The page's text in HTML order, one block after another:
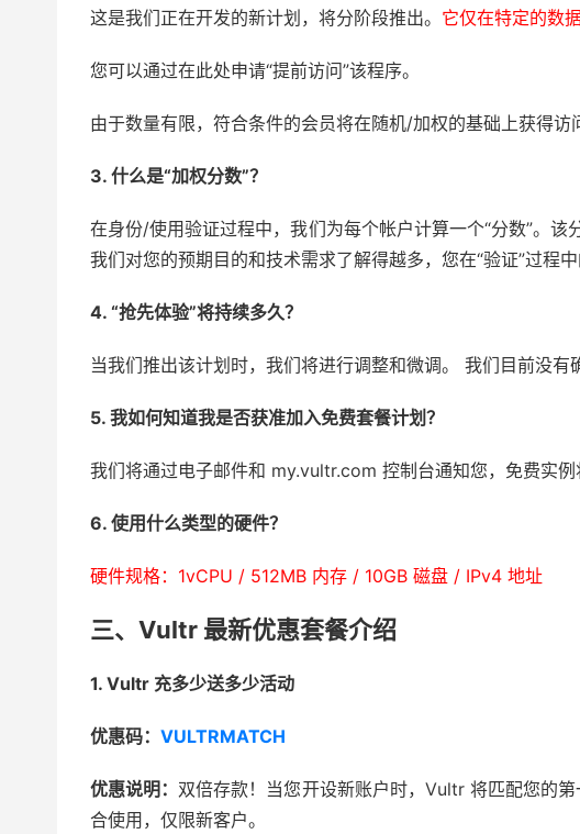
这是我们正在开发的新计划，将分阶段推出。 它仅在特定的数
您可以通过在此处申请“提前访问”该程序。
由于数量有限，符合条件的会员将在随机/加权的基础上获得访
3. 什么是“加权分数”？
在身份/使用验证过程中，我们为每个帐户计算一个“分数”。该
我们对您的预期目的和技术需求了解得越多，您在“验证”过程中
4. “抢先体验”将持续多久？
当我们推出该计划时，我们将进行调整和微调。 我们目前没有
5. 我如何知道我是否获准加入免费套餐计划？
我们将通过电子邮件和 my.vultr.com 控制台通知您，免费实例
6. 使用什么类型的硬件？
硬件规格：1vCPU / 512MB 内存 / 10GB 磁盘 / IPv4 地址
三、Vultr 最新优惠套餐介绍
1. Vultr 充多少送多少活动
优惠码： VULTRMATCH
优惠说明： 双倍存款！当您开设新账户时，Vultr 将匹配您的
合使用，仅限新客户。